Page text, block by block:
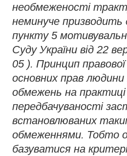
необмеженості
неминуче призводить
пункту 5
Суду України від 22
05 ). Принцип
основних прав
обмежень на
передбачуваності
встановлюваних
обмеженнями. Тобто
базуватися на